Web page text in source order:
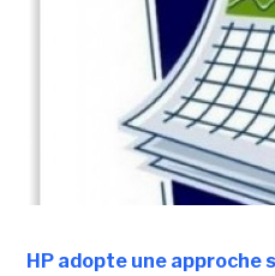
HP adopte une approche